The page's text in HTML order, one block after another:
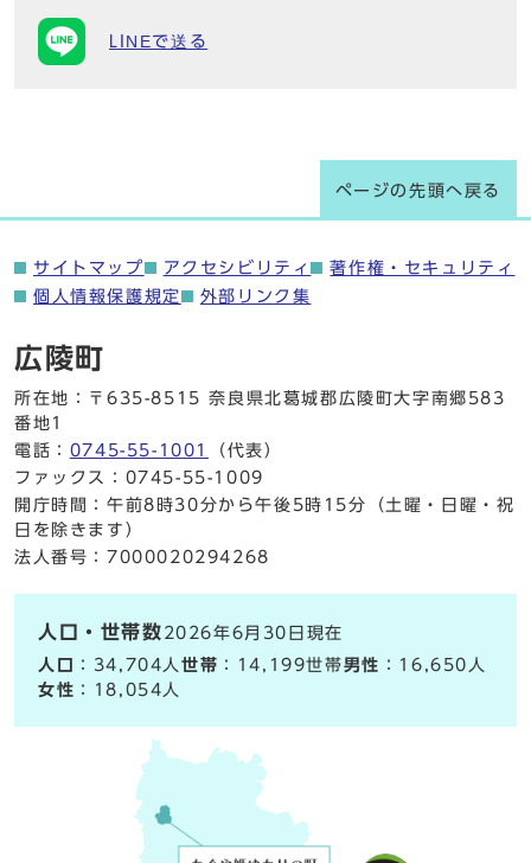
LINEで送る
ページの先頭へ戻る
サイトマップ アクセシビリティ
著作権・セキュリティ
個人情報保護規定
外部リンク集
広陵町
所在地：〒635-8515 奈良県北葛城郡広陵町大字南郷583
番地1
電話： 0745-55-1001
（代表）
ファックス：0745-55-1009
開庁時間：午前8時30分から午後5時15分（土曜・日曜・祝
日を除きます）
法人番号：7000020294268
人口・世帯数 2026年6月30日現在
人口
：34,704人世帯 ：14,199世帯男性 ：16,650人
女性 ：18,054人